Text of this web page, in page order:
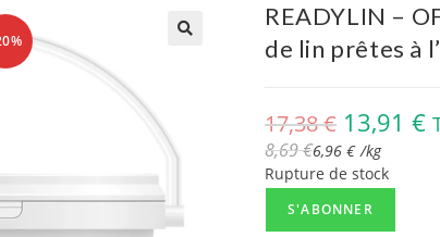
READYLIN –
de lin prêtes à
17,38€ 13,91€
8,69€6,96€ /kg
Rupture de stock
S'ABONNER